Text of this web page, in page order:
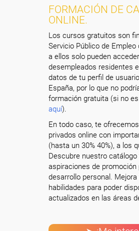
FORMACIÓN DE
ONLINE.
Los cursos gratuitos son
Servicio Público de
a ellos solo pueden
desempleados residentes
datos de tu perfil de
España, por lo que no
formación gratuita (si no
aquí).
En todo caso, te
privados online con
(hasta un 30% 40%), a los
Descubre nuestro
aspiraciones de promoción
desarrollo personal.
habilidades para poder
actualizados en las áreas